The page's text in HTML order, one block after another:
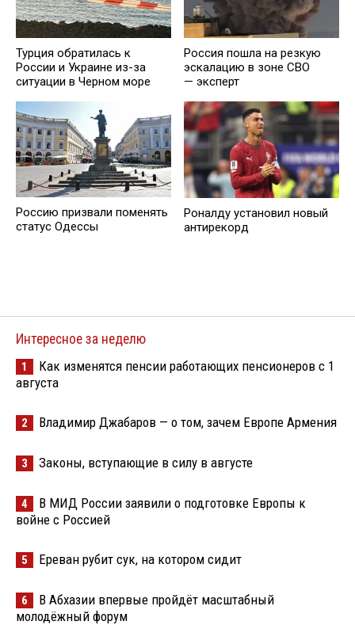
Турция обратилась к
России и Украине из-за
ситуации в Черном море
Россия пошла на резкую
эскалацию в зоне СВО
— эксперт
Россию призвали поменять
статус Одессы
Роналду установил новый
антирекорд
Интересное за неделю
1
Как изменятся пенсии работающих пенсионеров с 1
августа
2 Владимир Джабаров — о том, зачем Европе Армения
3 Законы, вступающие в силу в августе
4
В МИД России заявили о подготовке Европы к
войне с Россией
5 Ереван рубит сук, на котором сидит
6
В Абхазии впервые пройдёт масштабный
молодёжный форум